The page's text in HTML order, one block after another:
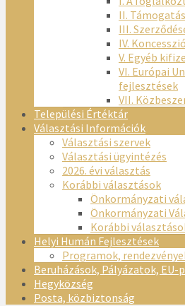
II.
III.
IV.
V. Egyéb
VI. Európai
fejlesztések
VII.
Települési Értéktár
Választási Információk
Választási szervek
Választási ügyintézés
2026. évi választás
Korábbi választások
Önkormányzati
Önkormányzati
Korábbi
Helyi Humán Fejlesztések
Programok,
Beruházások, Pályázatok,
Hegyközség
Posta, közbiztonság